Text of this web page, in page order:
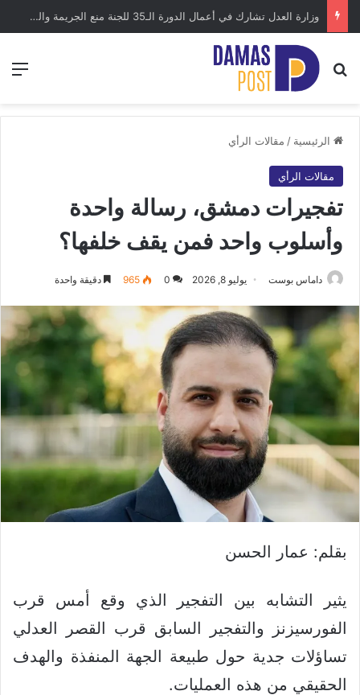
نهر الفرات.. شريان الحياة التاريخي وأكبر أنهار غرب آسيا
بحث عن
الرئيسية / مقالات الرأي
مقالات الرأي
تفجيرات دمشق، رسالة واحدة
وأسلوب واحد فمن يقف خلفها؟
داماس بوست يوليو 8, 2026 0
965 دقيقة واحدة
بقلم: عمار الحسن
يثير التشابه بين التفجير الذي وقع أمس قرب
الفورسيزنز والتفجير السابق قرب القصر العدلي
تساؤلات جدية حول طبيعة الجهة المنفذة والهدف
الحقيقي من هذه العمليات.